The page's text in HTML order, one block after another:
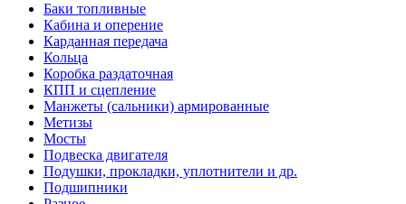
Баки топливные
Кабина и оперение
Карданная передача
Кольца
Коробка раздаточная
КПП и сцепление
Манжеты (сальники) армированные
Метизы
Мосты
Подвеска двигателя
Подушки, прокладки, уплотнители и др.
Подшипники